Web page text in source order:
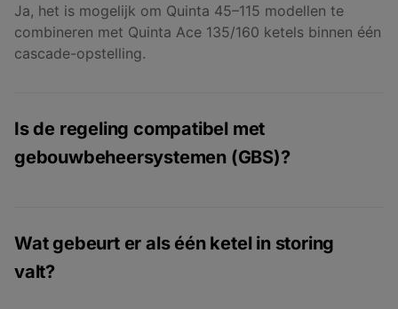
Ja, het is mogelijk om Quinta 45–115 modellen te
combineren met Quinta Ace 135/160 ketels binnen één
cascade-opstelling.
Is de regeling compatibel met
gebouwbeheersystemen (GBS)?
gekoppeld aan bijvoorbeeld gebouwbeheersystemen
via gateways. De Remeha-regelingen zijn uitbreidbaar
met Modbus en BACnet-protocollen.
Wat gebeurt er als één ketel in storing
valt?